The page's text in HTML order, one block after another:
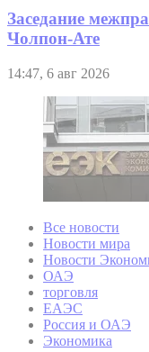
Заседание
Чолпон-Ате
14:47, 6 авг 2026
Все новости
Новости мира
Новости
ОАЭ
торговля
ЕАЭС
Россия и ОАЭ
Экономика